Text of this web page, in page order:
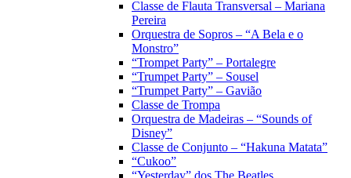
Classe de Flauta Transversal – Mariana
Pereira
Orquestra de Sopros – “A Bela e o
Monstro”
“Trompet Party” – Portalegre
“Trumpet Party” – Sousel
“Trumpet Party” – Gavião
Classe de Trompa
Orquestra de Madeiras – “Sounds of
Disney”
Classe de Conjunto – “Hakuna Matata”
“Cukoo”
“Yesterday” dos The Beatles